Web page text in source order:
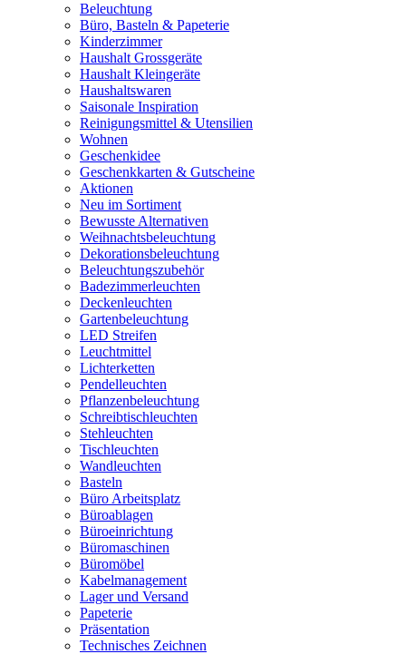
Beleuchtung
Büro, Basteln & Papeterie
Kinderzimmer
Haushalt Grossgeräte
Haushalt Kleingeräte
Haushaltswaren
Saisonale Inspiration
Reinigungsmittel & Utensilien
Wohnen
Geschenkidee
Geschenkkarten & Gutscheine
Aktionen
Neu im Sortiment
Bewusste Alternativen
Weihnachtsbeleuchtung
Dekorationsbeleuchtung
Beleuchtungszubehör
Badezimmerleuchten
Deckenleuchten
Gartenbeleuchtung
LED Streifen
Leuchtmittel
Lichterketten
Pendelleuchten
Pflanzenbeleuchtung
Schreibtischleuchten
Stehleuchten
Tischleuchten
Wandleuchten
Basteln
Büro Arbeitsplatz
Büroablagen
Büroeinrichtung
Büromaschinen
Büromöbel
Kabelmanagement
Lager und Versand
Papeterie
Präsentation
Technisches Zeichnen